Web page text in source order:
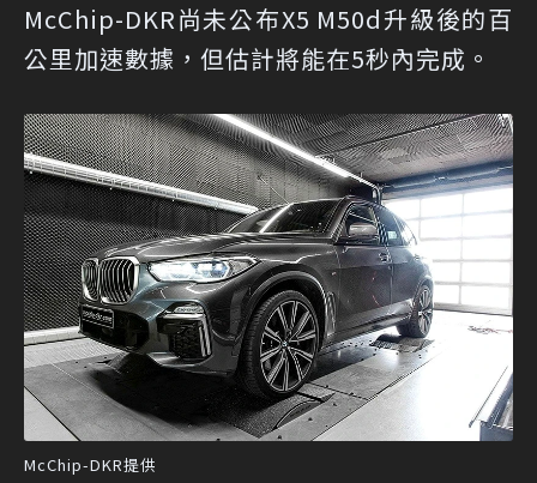
McChip-DKR尚未公布X5 M50d升級後的百
公里加速數據，但估計將能在5秒內完成。
McChip-DKR提供